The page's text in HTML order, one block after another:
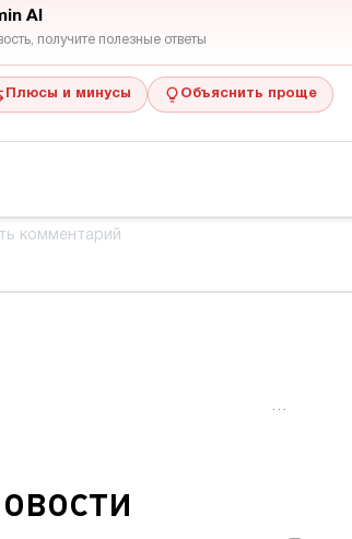
AI
получите полезные ответы
Плюсы и минусы Объяснить проще
…